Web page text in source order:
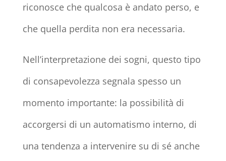
riconosce che qualcosa è andato perso, e
che quella perdita non era necessaria.
Nell’interpretazione dei sogni, questo tipo
di consapevolezza segnala spesso un
momento importante: la possibilità di
accorgersi di un automatismo interno, di
una tendenza a intervenire su di sé anche